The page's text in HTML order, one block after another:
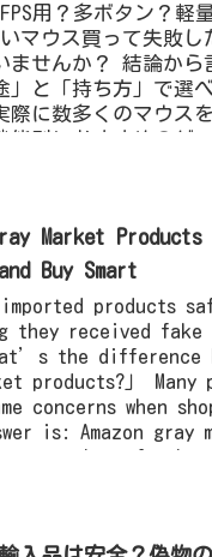
用？多ボタン？軽
マウス買って失敗
ませんか？ 結論から
」と「持ち方」で選
際に数多くのマウス
能別におすすめのゲ
Market
Buy Smart
imported products
they received
the difference
products?」 Many
concerns when
is: Amazon
can be safe—but
them. If you